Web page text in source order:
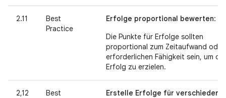
2.11
Best
Practice
Erfolge proportional bewerten:
Die Punkte für Erfolge sollten
proportional zum Zeitaufwand oder
erforderlichen Fähigkeit sein, um
Erfolg zu erzielen.
2,12
Best
Erstelle Erfolge für verschiedene